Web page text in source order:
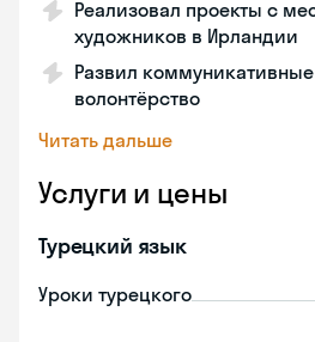
Реализовал проекты с
художников в Ирландии
Развил
волонтёрство
Читать дальше
Услуги и цены
Турецкий язык
Уроки турецкого